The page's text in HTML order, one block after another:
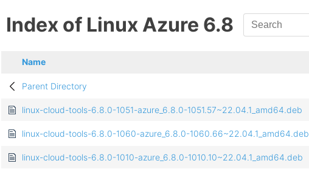
Index of Linux Azure 6.8
Name
Parent Directory
linux-cloud-tools-6.8.0-1051-azure_6.8.0-1051.57~22.04.1_amd64.deb
linux-cloud-tools-6.8.0-1060-azure_6.8.0-1060.66~22.04.1_amd64.deb
linux-cloud-tools-6.8.0-1010-azure_6.8.0-1010.10~22.04.1_amd64.deb